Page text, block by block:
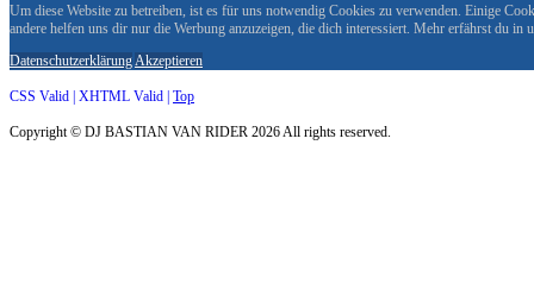
Um diese Website zu betreiben, ist es für uns notwendig Cookies zu verwenden. Einige
andere helfen uns dir nur die Werbung anzuzeigen, die dich interessiert. Mehr erfährst du in
DatenschutzerklärungAkzeptieren
CSS Valid | XHTML Valid | Top
Copyright © DJ BASTIAN VAN RIDER 2026 All rights reserved.